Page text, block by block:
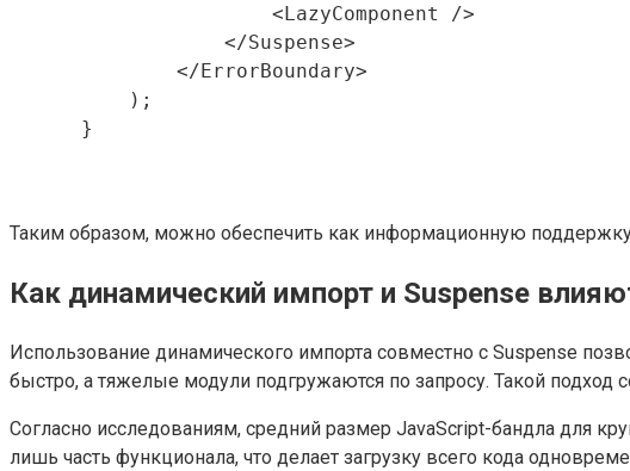
                      <LazyComponent />
                  </Suspense>
              </ErrorBoundary>
          );
      }
Таким образом, можно обеспечить как информационную поддержку
Как динамический импорт и Suspense
Использование динамического импорта совместно с Suspense
быстро, а тяжелые модули подгружаются по запросу. Такой подход
Согласно исследованиям, средний размер JavaScript-бандла для
лишь часть функционала, что делает загрузку всего кода